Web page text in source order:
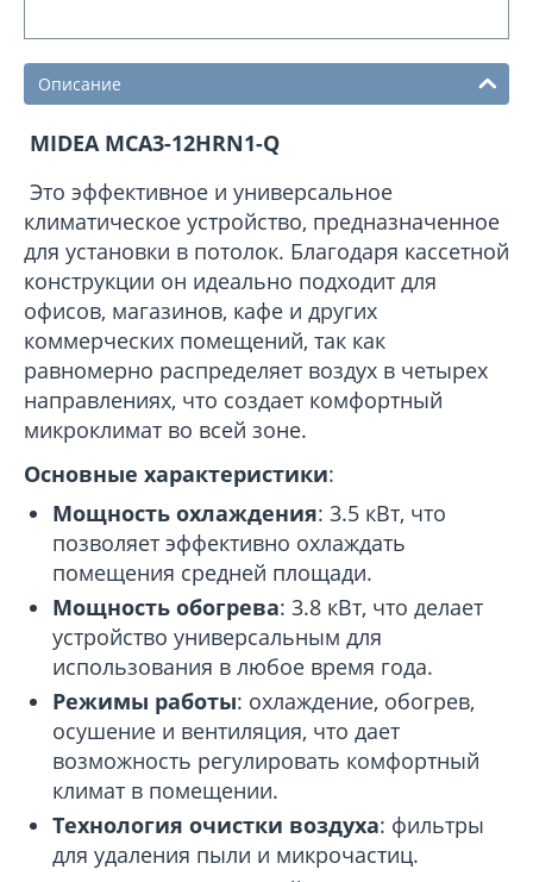
Описание
MIDEA MCA3-12HRN1-Q
Это эффективное и универсальное
климатическое устройство, предназначенное
для установки в потолок. Благодаря кассетной
конструкции он идеально подходит для
офисов, магазинов, кафе и других
коммерческих помещений, так как
равномерно распределяет воздух в четырех
направлениях, что создает комфортный
микроклимат во всей зоне.
Основные характеристики:
Мощность охлаждения: 3.5 кВт, что
позволяет эффективно охлаждать
помещения средней площади.
Мощность обогрева: 3.8 кВт, что делает
устройство универсальным для
использования в любое время года.
Режимы работы: охлаждение, обогрев,
осушение и вентиляция, что дает
возможность регулировать комфортный
климат в помещении.
Технология очистки воздуха: фильтры
для удаления пыли и микрочастиц.